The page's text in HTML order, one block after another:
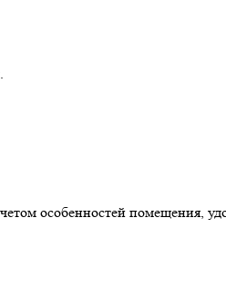
особенностей помещения,